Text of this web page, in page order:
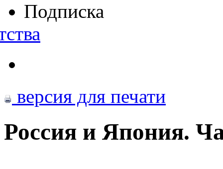
Подписка
версия для печати
Россия и Япония.